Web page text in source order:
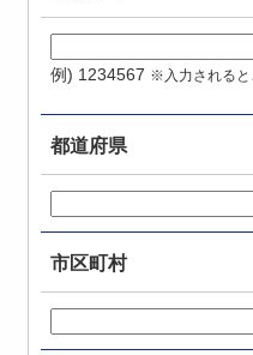
例) 1234567 ※入力されると
都道府県
市区町村